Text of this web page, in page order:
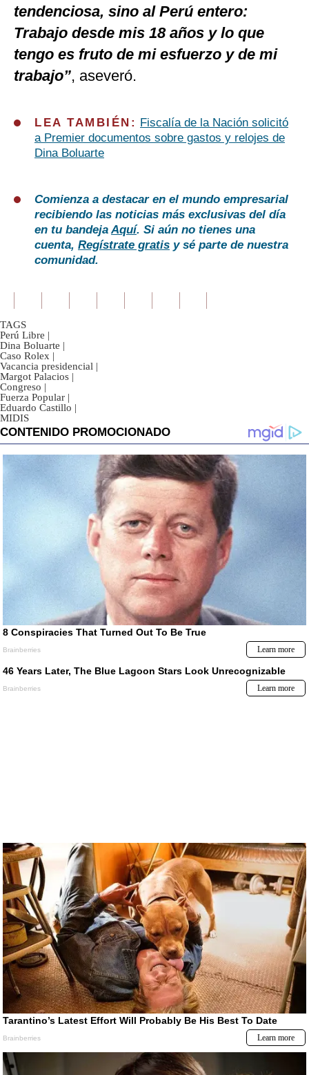
tendenciosa, sino al Perú entero:
Trabajo desde mis 18 años y lo que
tengo es fruto de mi esfuerzo y de mi
trabajo”, aseveró.
LEA TAMBIÉN:
Fiscalía de la Nación solicitó
a Premier documentos sobre gastos y relojes de
Dina Boluarte
Comienza a destacar en el mundo empresarial
recibiendo las noticias más exclusivas del día
en tu bandejaAquí. Si aún no tienes una
cuenta, Regístrate gratis y sé parte de nuestra
comunidad.
TAGS
Perú Libre |
Dina Boluarte |
Caso Rolex |
Vacancia presidencial |
Margot Palacios |
Congreso |
Fuerza Popular |
Eduardo Castillo |
MIDIS